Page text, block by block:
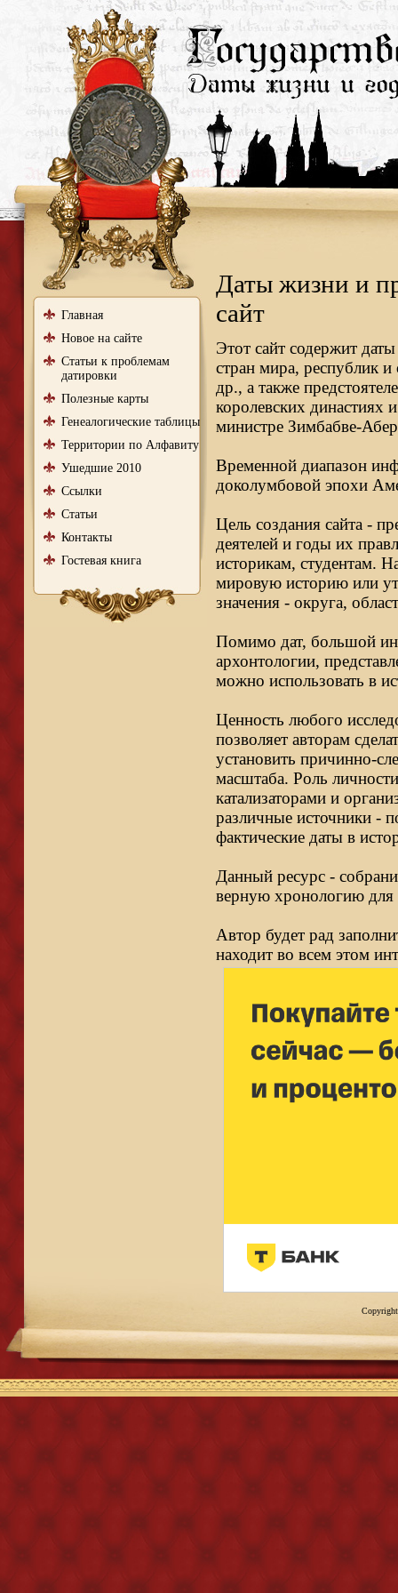
Главная
Новое на сайте
Статьи к проблемам
датировки
Полезные карты
Генеалогические таблицы
Территории по Алфавиту
Ушедшие 2010
Ссылки
Статьи
Контакты
Гостевая книга
Даты жизни и
сайт
Этот сайт содержит
стран мира, республик и
др., а также
королевских династиях
министре Зимбабве-
Временной диапазон
доколумбовой эпохи
Цель создания сайта -
деятелей и годы их
историкам, студентам.
мировую историю или
значения - округа,
Помимо дат, большой
архонтологии,
можно использовать в
Ценность любого
позволяет авторам
установить причинно-
масштаба. Роль
катализаторами и
различные источники -
фактические даты в
Данный ресурс -
верную хронологию для
Автор будет рад
находит во всем этом
Copyright